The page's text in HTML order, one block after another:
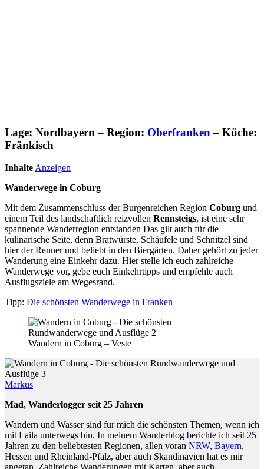
Lage: Nordbayern – Region: Oberfranken – Küche:
Fränkisch
InhalteAnzeigen
Wanderwege in Coburg
Mit dem Zusammenschluss der Burgenreichen Region Coburg und
einem Teil des landschaftlich reizvollen Rennsteigs, ist eine sehr
spannende Wanderregion entstanden Das gilt auch für die
kulinarische Seite, denn Bratwürste, Schäufele und Schnitzel sind
hier der Renner und beliebt in den Biergärten. Daher gehört zu jeder
Wanderung eine Einkehr dazu. Hier stelle ich euch zahlreiche
Wanderwege vor, gebe euch Einkehrtipps und empfehle auch
Ausflugsziele am Wegesrand.
Tipp: Die schönsten Wanderwege in Franken
Wandern in Coburg – Veste
Markus
Mad, Wanderlogger seit 25 Jahren
Wandern und Wasser sind für mich die schönsten Themen, wenn ich
mit Laila unterwegs bin. In meinem Wanderblog berichte ich seit 25
Jahren zu den beliebtesten Regionen, allen voran NRW, Bayern,
Hessen und Rheinland-Pfalz, aber auch Skandinavien hat es mir